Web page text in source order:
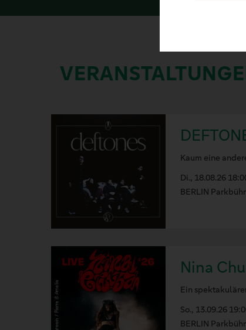
Kaum eine
Di., 18.08.26
BERLIN
Nina
Ein
So., 13.09.26
BERLIN